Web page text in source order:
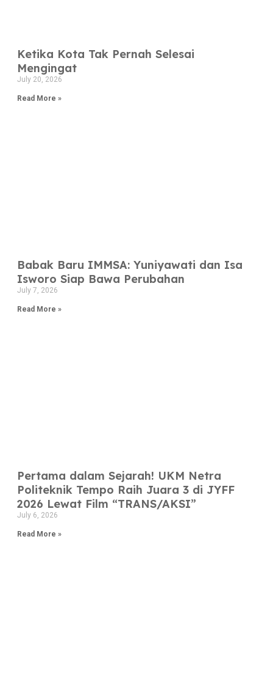
Ketika Kota Tak Pernah Selesai
Mengingat
July 20, 2026
Read More »
Babak Baru IMMSA: Yuniyawati dan Isa
Isworo Siap Bawa Perubahan
July 7, 2026
Read More »
Pertama dalam Sejarah! UKM Netra
Politeknik Tempo Raih Juara 3 di JYFF
2026 Lewat Film “TRANS/AKSI”
July 6, 2026
Read More »